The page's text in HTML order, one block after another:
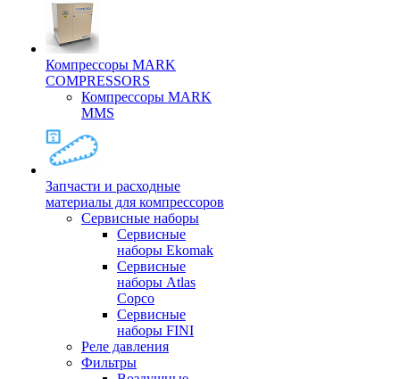
Компрессоры MARK
COMPRESSORS
Компрессоры MARK
MMS
Запчасти и расходные
материалы для компрессоров
Cервисные наборы
Сервисные
наборы Ekomak
Cервисные
наборы Atlas
Copco
Сервисные
наборы FINI
Реле давления
Фильтры